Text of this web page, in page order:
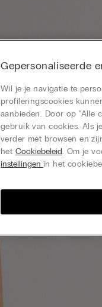
Gepersonaliseerde
Wil je je navigatie te
profileringscookies
aanbieden. Door op "Alle
gebruik van cookies. Als
verder met browsen en
het Cookiebeleid. Om je
instellingen in het